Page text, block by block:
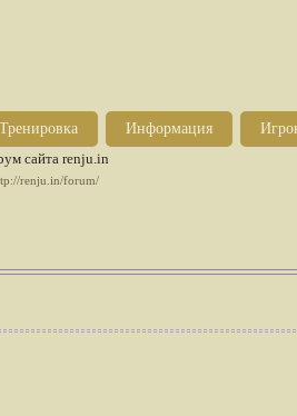
Тренировка Информация
сайта renju.in
renju.in/forum/